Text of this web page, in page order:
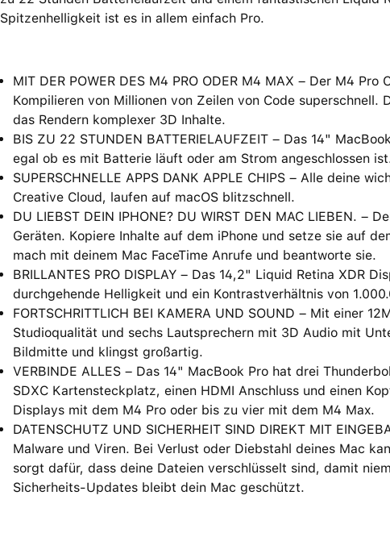
Spitzenhelligkeit ist es in allem einfach Pro.
MIT DER POWER DES M4 PRO ODER M4 MAX – Der M4
Kompilieren von Millionen von Zeilen von Code
das Rendern komplexer 3D Inhalte.
BIS ZU 22 STUNDEN BATTERIELAUFZEIT – Das 14"
egal ob es mit Batterie läuft oder am Strom angeschlossen
SUPERSCHNELLE APPS DANK APPLE CHIPS – Alle deine
Creative Cloud, laufen auf macOS blitzschnell.
DU LIEBST DEIN IPHONE? DU WIRST DEN MAC LIEBEN.
Geräten. Kopiere Inhalte auf dem iPhone und setze sie auf
mach mit deinem Mac FaceTime Anrufe und beantworte sie.
BRILLANTES PRO DISPLAY – Das 14,2" Liquid Retina XDR
durchgehende Helligkeit und ein Kontrastverhältnis von
FORTSCHRITTLICH BEI KAMERA UND SOUND – Mit einer
Studioqualität und sechs Lautsprechern mit 3D Audio mit
Bildmitte und klingst großartig.
VERBINDE ALLES – Das 14" MacBook Pro hat drei
SDXC Kartensteckplatz, einen HDMI Anschluss und einen
Displays mit dem M4 Pro oder bis zu vier mit dem M4 Max.
DATENSCHUTZ UND SICHERHEIT SIND DIREKT MIT
Malware und Viren. Bei Verlust oder Diebstahl deines Mac
sorgt dafür, dass deine Dateien verschlüsselt sind, damit
Sicherheits-Updates bleibt dein Mac geschützt.